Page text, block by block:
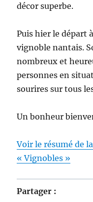
décor superbe.
Puis hier le départ
vignoble nantais.
nombreux et
personnes en
sourires sur tous
Un bonheur
Voir le résumé de
« Vignobles »
Partager :